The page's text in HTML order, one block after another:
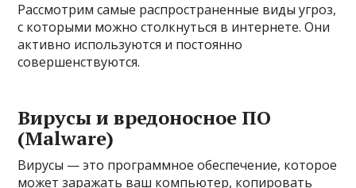
Рассмотрим самые распространенные виды угроз,
с которыми можно столкнуться в интернете. Они
активно используются и постоянно
совершенствуются.
Вирусы и вредоносное ПО
(Malware)
Вирусы — это программное обеспечение, которое
может заражать ваш компьютер, копировать